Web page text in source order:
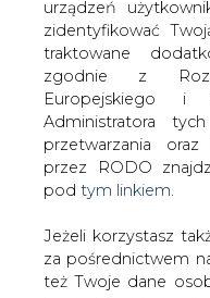
WŁĄCZ
Europejskiego i
Administratora
przetwarzania
przez RODO
podtym linkiem.
Jeżeli korzystasz
za pośrednictwem
też Twoje dane
dane, które
możemy uzyskać
Usług.
Strona główna / ATOM
sprawie elektrowni
2012-08-30 00:00